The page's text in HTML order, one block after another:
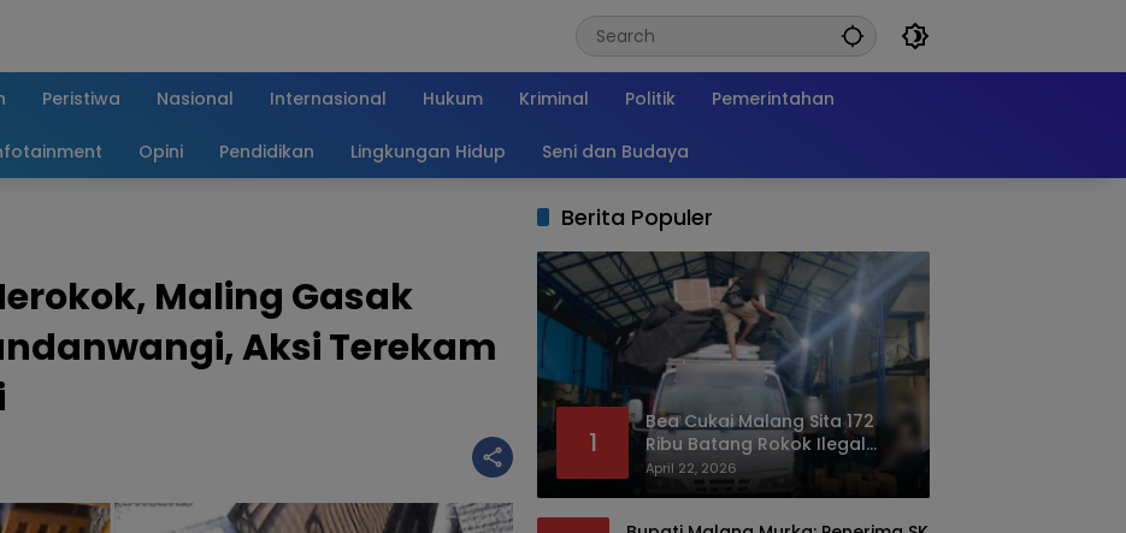
Peristiwa Nasional Internasional Hukum Kriminal Politik Pemerintahan
Opini Pendidikan Lingkungan Hidup Seni dan Budaya
Maling Gasak
Aksi Terekam
Berita Populer
1
Bea Cukai Malang Sita 172
Ribu Batang Rokok Ilegal
Bermodus Kemasan Sabun
April 22, 2026